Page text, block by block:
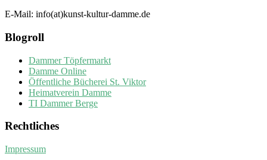
E-Mail: info(at)kunst-kultur-damme.de
Blogroll
Dammer Töpfermarkt
Damme Online
Öffentliche Bücherei St. Viktor
Heimatverein Damme
TI Dammer Berge
Rechtliches
Impressum